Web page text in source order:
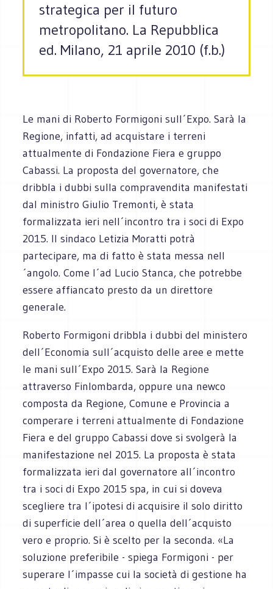
strategica per il futuro
metropolitano. La Repubblica
ed. Milano, 21 aprile 2010 (f.b.)
Le mani di Roberto Formigoni sull´Expo. Sarà la
Regione, infatti, ad acquistare i terreni
attualmente di Fondazione Fiera e gruppo
Cabassi. La proposta del governatore, che
dribbla i dubbi sulla compravendita manifestati
dal ministro Giulio Tremonti, è stata
formalizzata ieri nell´incontro tra i soci di Expo
2015. Il sindaco Letizia Moratti potrà
partecipare, ma di fatto è stata messa nell
´angolo. Come l´ad Lucio Stanca, che potrebbe
essere affiancato presto da un direttore
generale.
Roberto Formigoni dribbla i dubbi del ministero
dell´Economia sull´acquisto delle aree e mette
le mani sull´Expo 2015. Sarà la Regione
attraverso Finlombarda, oppure una newco
composta da Regione, Comune e Provincia a
comperare i terreni attualmente di Fondazione
Fiera e del gruppo Cabassi dove si svolgerà la
manifestazione nel 2015. La proposta è stata
formalizzata ieri dal governatore all´incontro
tra i soci di Expo 2015 spa, in cui si doveva
scegliere tra l´ipotesi di acquisire il solo diritto
di superficie dell´area o quella dell´acquisto
vero e proprio. Si è scelto per la seconda. «La
soluzione preferibile - spiega Formigoni - per
superare l´impasse cui la società di gestione ha